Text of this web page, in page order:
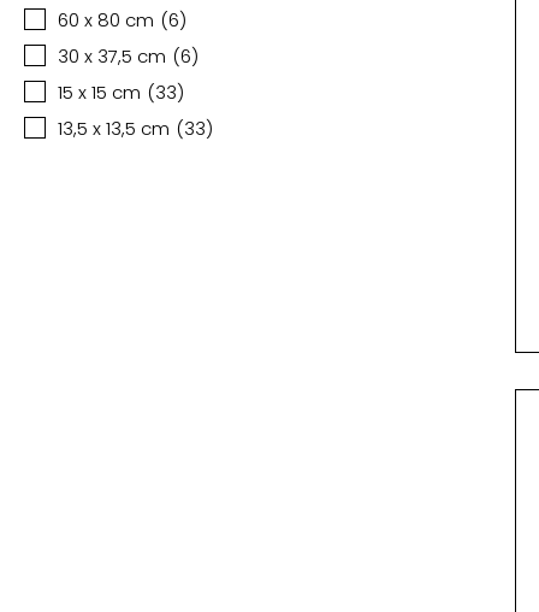
60 x 80 cm (6)
30 x 37,5 cm (6)
15 x 15 cm (33)
13,5 x 13,5 cm (33)